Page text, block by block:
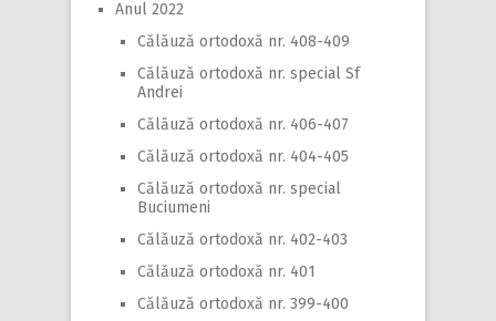
Anul 2022
Călăuză ortodoxă nr. 408-409
Călăuză ortodoxă nr. special Sf
Andrei
Călăuză ortodoxă nr. 406-407
Călăuză ortodoxă nr. 404-405
Călăuză ortodoxă nr. special
Buciumeni
Călăuză ortodoxă nr. 402-403
Călăuză ortodoxă nr. 401
Călăuză ortodoxă nr. 399-400